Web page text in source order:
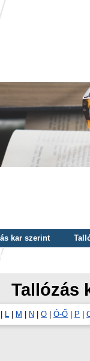
kar szerint
szerint
Tallózás
L M N O Ó-Ő P